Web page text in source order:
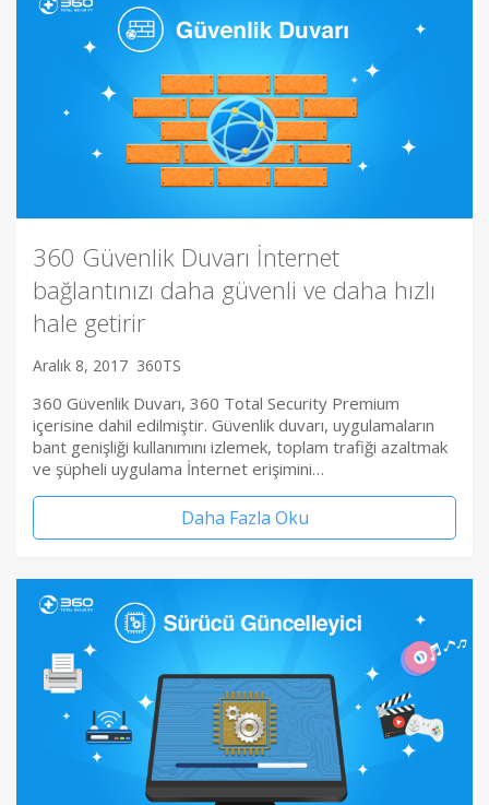
360 Güvenlik Duvarı İnternet
bağlantınızı daha güvenli ve daha hızlı
hale getirir
Aralık 8, 2017 360TS
360 Güvenlik Duvarı, 360 Total Security Premium
içerisine dahil edilmiştir. Güvenlik duvarı, uygulamaların
bant genişliği kullanımını izlemek, toplam trafiği azaltmak
ve şüpheli uygulama İnternet erişimini…
Daha Fazla Oku